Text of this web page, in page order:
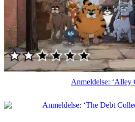
Anmeldelse: ‘Alley